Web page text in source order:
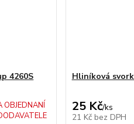
4260S
OBJEDNANÍ
Hliníková
25 Kč/ks
21 Kč bez DPH